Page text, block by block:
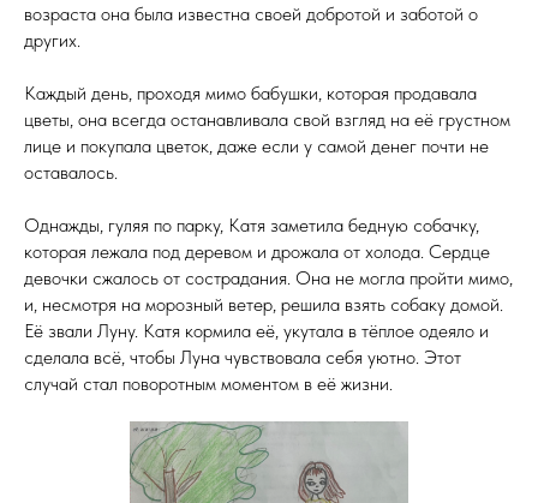
возраста она была известна своей добротой и заботой о
других.
Каждый день, проходя мимо бабушки, которая продавала
цветы, она всегда останавливала свой взгляд на её грустном
лице и покупала цветок, даже если у самой денег почти не
оставалось.
Однажды, гуляя по парку, Катя заметила бедную собачку,
которая лежала под деревом и дрожала от холода. Сердце
девочки сжалось от сострадания. Она не могла пройти мимо,
и, несмотря на морозный ветер, решила взять собаку домой.
Её звали Луну. Катя кормила её, укутала в тёплое одеяло и
сделала всё, чтобы Луна чувствовала себя уютно. Этот
случай стал поворотным моментом в её жизни.